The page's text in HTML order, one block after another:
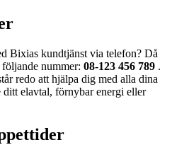
Bixias kundtjänst via telefon? Då
nummer: 08-123 456 789 .
redo att hjälpa dig med alla dina
elavtal, förnybar energi eller